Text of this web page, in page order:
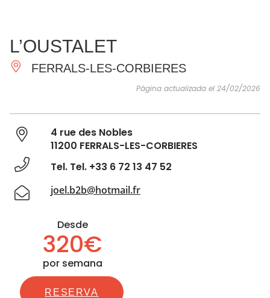
IMPRESCINDIBLES
HACER
L’OUSTALET
FERRALS-LES-CORBIERES
Página actualizada el 24/02/2026
4 rue des Nobles
11200 FERRALS-LES-CORBIERES
Tel. Tel. +33 6 72 13 47 52
joel.b2b@hotmail.fr
Desde
320€
por semana
RESERVA